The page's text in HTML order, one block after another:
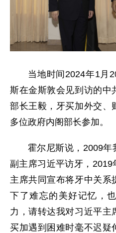
当地时间2024年1月
斯在金斯敦会见到访的中
部长王毅，牙买加外交、
多位政府内阁部长参加。
霍尔尼斯说，2009年
副主席习近平访牙，
主席共同宣布将牙中关系
下了难忘的美好记忆，
力，请转达我对习近平主
买加遇到困难时毫不迟疑